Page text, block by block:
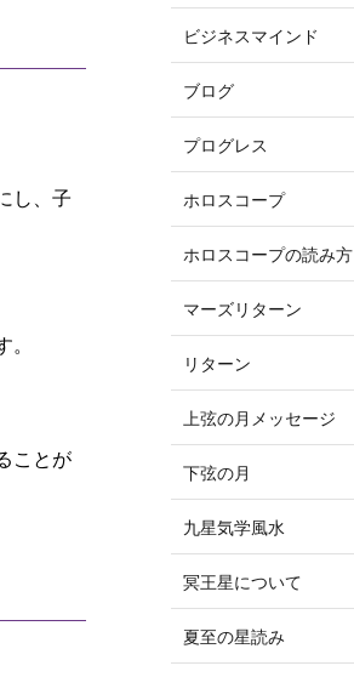
し、子
ことが
ビジネスマインド
ブログ
プログレス
ホロスコープ
ホロスコープの読み方
マーズリターン
リターン
上弦の月メッセージ
下弦の月
九星気学風水
冥王星について
夏至の星読み